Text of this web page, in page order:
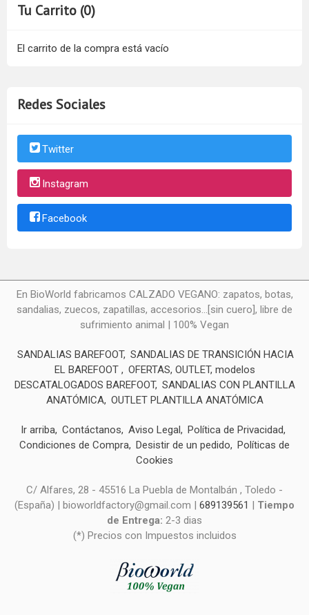
Tu Carrito (0)
El carrito de la compra está vacío
Redes Sociales
Twitter
Instagram
Facebook
En BioWorld fabricamos CALZADO VEGANO: zapatos, botas,
sandalias, zuecos, zapatillas, accesorios...[sin cuero], libre de
sufrimiento animal | 100% Vegan
SANDALIAS BAREFOOT SANDALIAS DE TRANSICIÓN HACIA
EL BAREFOOT
OFERTAS, OUTLET, modelos
DESCATALOGADOS BAREFOOT SANDALIAS CON PLANTILLA
ANATÓMICA OUTLET PLANTILLA ANATÓMICA
Ir arriba Contáctanos Aviso Legal
Política de Privacidad
Condiciones de Compra
Desistir de un pedido
Políticas de
Cookies
C/ Alfares, 28 - 45516 La Puebla de Montalbán , Toledo -
(España) | bioworldfactory@gmail.com | 689139561 | Tiempo
de Entrega: 2-3 dias
(*) Precios con Impuestos incluidos